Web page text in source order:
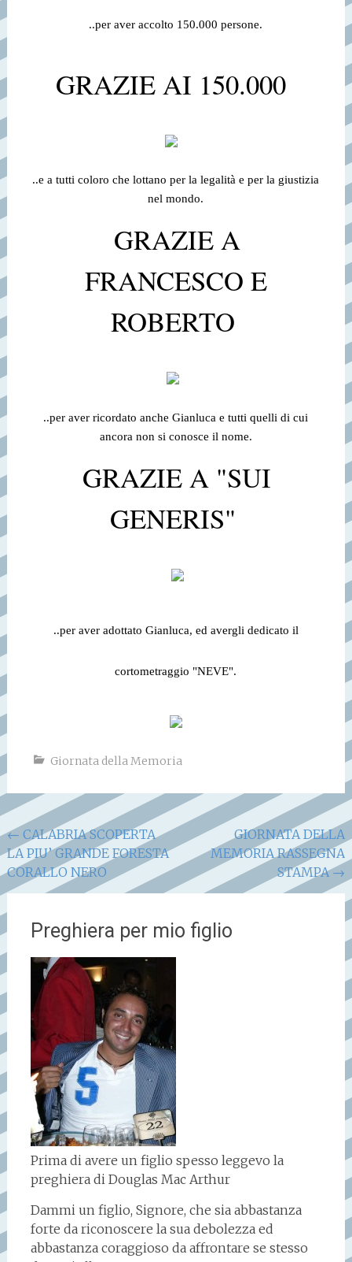
..per aver accolto 150.000 persone.
GRAZIE AI 150.000
..e a tutti coloro che lottano per la legalità e per la giustizia
nel mondo.
GRAZIE A
FRANCESCO E
ROBERTO
..per aver ricordato anche Gianluca e tutti quelli di cui
ancora non si conosce il nome.
GRAZIE A "SUI
GENERIS"
..per aver adottato Gianluca, ed avergli dedicato il
cortometraggio "NEVE".
Giornata della Memoria
Navigazione
articoli
← CALABRIA SCOPERTA
LA PIU’ GRANDE FORESTA
CORALLO NERO
GIORNATA DELLA
MEMORIA RASSEGNA
STAMPA→
Preghiera per mio figlio
Prima di avere un figlio spesso leggevo la
preghiera di Douglas Mac Arthur
Dammi un figlio, Signore, che sia abbastanza
forte da riconoscere la sua debolezza ed
abbastanza coraggioso da affrontare se stesso